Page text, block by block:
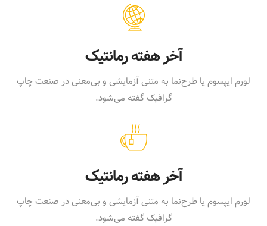
آخر هفته رمانتیک
لورم ایپسوم یا طرح‌نما به متنی آزمایشی و بی‌معنی در صنعت چاپ
گرافیک گفته می‌شود.
آخر هفته رمانتیک
لورم ایپسوم یا طرح‌نما به متنی آزمایشی و بی‌معنی در صنعت چاپ
گرافیک گفته می‌شود.